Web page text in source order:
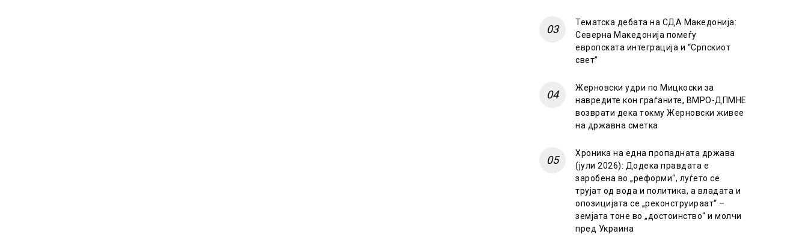
Тематска дебата на СДА Македонија:
Северна Македонија помеѓу
европската интеграција и “Српскиот
свет”
Жерновски удри по Мицкоски за
навредите кон граѓаните, ВМРО-ДПМНЕ
возврати дека токму Жерновски живее
на државна сметка
Хроника на една пропадната држава
(јули 2026): Додека правдата е
заробена во „реформи“, луѓето се
трујат од вода и политика, а владата и
опозицијата се „реконструираат“ –
земјата тоне во „достоинство“ и молчи
пред Украина